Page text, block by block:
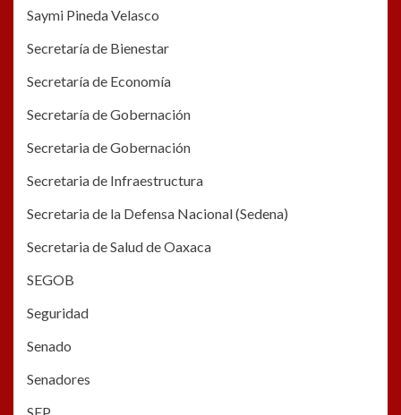
Saymi Pineda Velasco
Secretaría de Bienestar
Secretaría de Economía
Secretaría de Gobernación
Secretaria de Gobernación
Secretaria de Infraestructura
Secretaria de la Defensa Nacional (Sedena)
Secretaria de Salud de Oaxaca
SEGOB
Seguridad
Senado
Senadores